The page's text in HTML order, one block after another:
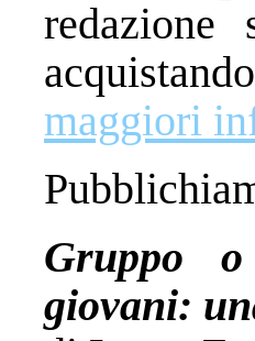
redazione
maggiori
Gruppo
giovani: